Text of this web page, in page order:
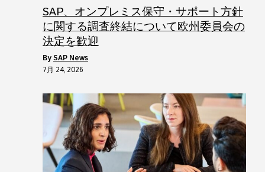
SAP、オンプレミス保守・サポート方針
に関する調査終結について欧州委員会の
決定を歓迎
by SAP News
7月 24, 2026